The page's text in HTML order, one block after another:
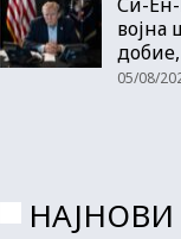
војна
05/08/
НАЈНОВИ